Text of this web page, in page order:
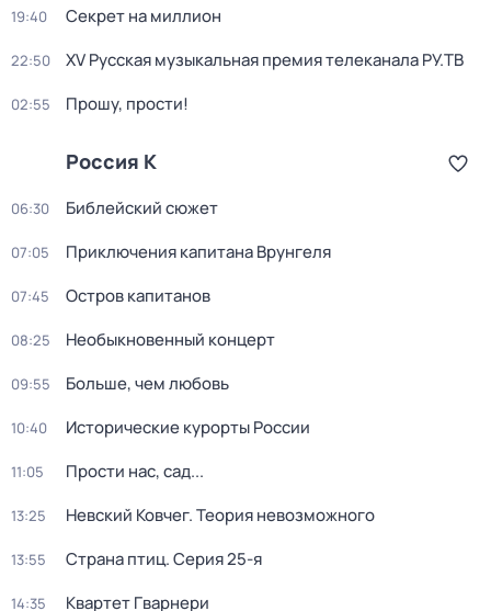
19:40 Секрет на миллион
22:50 XV Русская музыкальная премия телеканала РУ.ТВ
02:55 Прошу, прости!
Россия К
06:30 Библейский сюжет
07:05 Приключения капитана Врунгеля
07:45 Остров капитанов
08:25 Необыкновенный концерт
09:55 Больше, чем любовь
10:40 Исторические курорты России
11:05 Прости нас, сад...
13:25 Невский Ковчег. Теория невозможного
13:55 Страна птиц. Серия 25-я
14:35 Квартет Гварнери